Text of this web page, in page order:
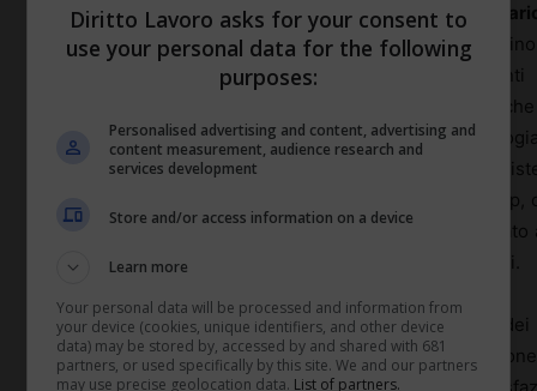
L’analisi condotta anche attraverso un
tecniche, tabelle e grafici per conoscere da
contaminazione microbiologica, con
persone che lo frequentano e le attività di lavoro
particolare, i risultati dell’applicazione della
2013, che è stata sperimentata in otto sedi Inail
tutto il territorio nazionale. I ricercatori della
analizzare le procedure di lavoro, hanno
questionario utile all’analisi della percezione dei rischi.
“È il secondo tra i pericoli più percepiti”.“L’analisi
precisa Daniela Sarto, curatrice della
Diritto Lavoro asks for your consent to
use your personal data for the following
purposes:
Personalised advertising and content, advertising and
content measurement, audience research and
services development
Store and/or access information on a device
Learn more
Your personal data will be processed and information from
your device (cookies, unique identifiers, and other device
data) may be stored by, accessed by and shared with 681
partners, or used specifically by this site. We and our partners
may use precise geolocation data. List of partners.